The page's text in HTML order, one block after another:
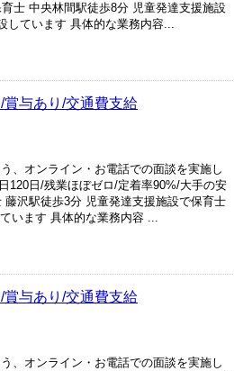
士 中央林間駅徒歩8分 児童発達支援施設
しています 具体的な業務内容...
与あり/交通費支給
、オンライン・お電話での面談を実施し
120日/残業ほぼゼロ/定着率90%/大手の安
沢駅徒歩3分 児童発達支援施設で保育士
います 具体的な業務内容 ...
与あり/交通費支給
、オンライン・お電話での面談を実施し